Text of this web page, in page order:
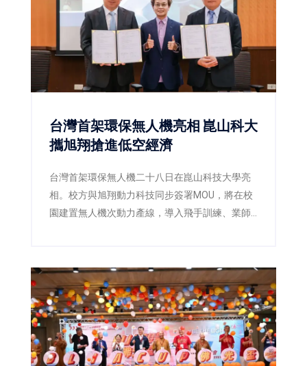
代人才培育的新方向。
台灣首架環保無人機亮相 崑山科大
攜旭翔搶進低空經濟
台灣首架環保無人機二十八日在崑山科技大學亮
相。校方與旭翔動力科技同步簽署MOU，將在校
園建置無人機次動力產線，導入飛手訓練、業師